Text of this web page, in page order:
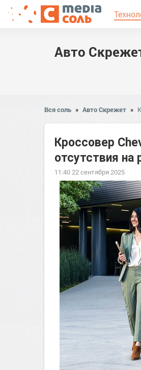
Авто
Вся соль » Авто Скрежет »
Кроссовер
отсутствия на
11:40 22 сентября 2025